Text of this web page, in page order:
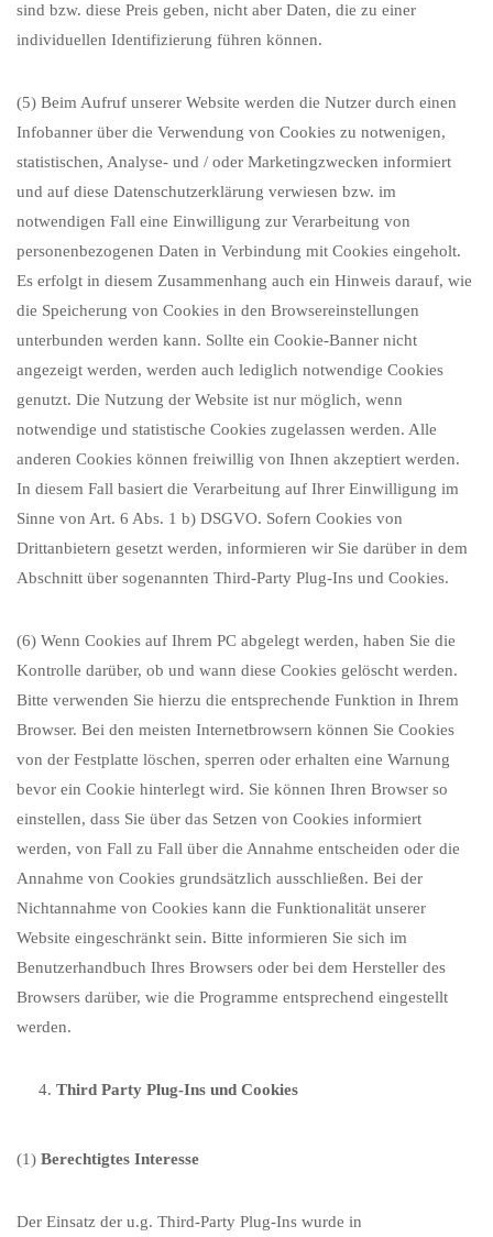
sind bzw. diese Preis geben, nicht aber Daten, die zu einer
individuellen Identifizierung führen können.
(5) Beim Aufruf unserer Website werden die Nutzer durch einen
Infobanner über die Verwendung von Cookies zu notwenigen,
statistischen, Analyse- und / oder Marketingzwecken informiert
und auf diese Datenschutzerklärung verwiesen bzw. im
notwendigen Fall eine Einwilligung zur Verarbeitung von
personenbezogenen Daten in Verbindung mit Cookies eingeholt.
Es erfolgt in diesem Zusammenhang auch ein Hinweis darauf, wie
die Speicherung von Cookies in den Browsereinstellungen
unterbunden werden kann. Sollte ein Cookie-Banner nicht
angezeigt werden, werden auch lediglich notwendige Cookies
genutzt. Die Nutzung der Website ist nur möglich, wenn
notwendige und statistische Cookies zugelassen werden. Alle
anderen Cookies können freiwillig von Ihnen akzeptiert werden.
In diesem Fall basiert die Verarbeitung auf Ihrer Einwilligung im
Sinne von Art. 6 Abs. 1 b) DSGVO. Sofern Cookies von
Drittanbietern gesetzt werden, informieren wir Sie darüber in dem
Abschnitt über sogenannten Third-Party Plug-Ins und Cookies.
(6) Wenn Cookies auf Ihrem PC abgelegt werden, haben Sie die
Kontrolle darüber, ob und wann diese Cookies gelöscht werden.
Bitte verwenden Sie hierzu die entsprechende Funktion in Ihrem
Browser. Bei den meisten Internetbrowsern können Sie Cookies
von der Festplatte löschen, sperren oder erhalten eine Warnung
bevor ein Cookie hinterlegt wird. Sie können Ihren Browser so
einstellen, dass Sie über das Setzen von Cookies informiert
werden, von Fall zu Fall über die Annahme entscheiden oder die
Annahme von Cookies grundsätzlich ausschließen. Bei der
Nichtannahme von Cookies kann die Funktionalität unserer
Website eingeschränkt sein. Bitte informieren Sie sich im
Benutzerhandbuch Ihres Browsers oder bei dem Hersteller des
Browsers darüber, wie die Programme entsprechend eingestellt
werden.
Third Party Plug-Ins und Cookies
(1) Berechtigtes Interesse
Der Einsatz der u.g. Third-Party Plug-Ins wurde in